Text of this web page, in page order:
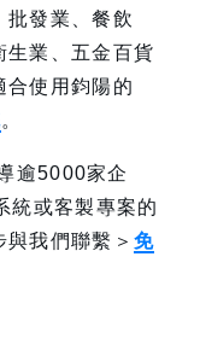
批發業、餐飲
生業、五金百貨
使用鈞陽的
。
逾5000家企
統或客製專案的
我們聯繫＞ 免